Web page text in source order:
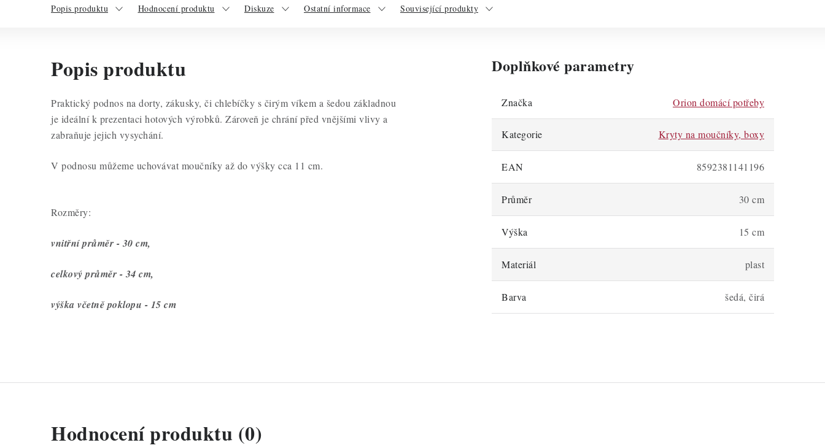
Popis produktu Hodnocení produktu Diskuze Ostatní informace Související produkty
Popis produktu
Praktický podnos na dorty, zákusky, či chlebíčky s čirým víkem a šedou základnou
je ideální k prezentaci hotových výrobků. Zároveň je chrání před vnějšími vlivy a
zabraňuje jejich vysychání.
V podnosu můžeme uchovávat moučníky až do výšky cca 11 cm.
Rozměry:
vnitřní průměr - 30 cm,
celkový průměr - 34 cm,
výška včetně poklopu - 15 cm
Doplňkové parametry
Značka Orion domácí potřeby
Kategorie Kryty na moučníky, boxy
EAN 8592381141196
Průměr 30 cm
Výška 15 cm
Materiál plast
Barva šedá, čirá
Hodnocení produktu (0)